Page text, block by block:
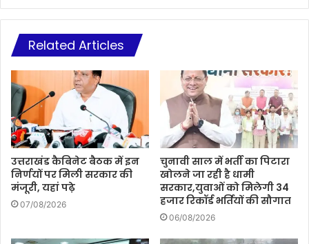
Related Articles
उत्तराखंड कैबिनेट बैठक में इन
निर्णयों पर मिली सरकार की
मंजूरी, यहां पढ़े
07/08/2026
चुनावी साल में भर्ती का पिटारा
खोलने जा रही है धामी
सरकार,युवाओं को मिलेगी 34
हजार रिकॉर्ड भर्तियों की सौगात
06/08/2026